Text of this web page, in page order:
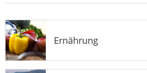
Ernährung